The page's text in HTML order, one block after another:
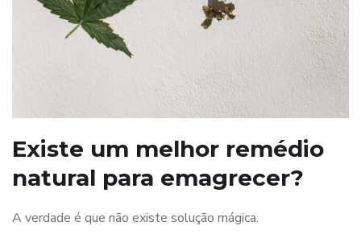
Existe um melhor remédio
natural para emagrecer?
A verdade é que não existe solução mágica.